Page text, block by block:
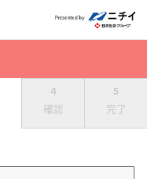
4
確認
5
完了